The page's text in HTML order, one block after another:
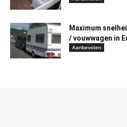
Maximum
/ vouwwagen in
Aanbevolen